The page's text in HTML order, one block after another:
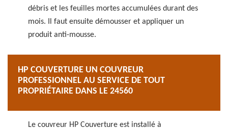
débris et les feuilles mortes accumulées durant des
mois. Il faut ensuite démousser et appliquer un
produit anti-mousse.
HP COUVERTURE UN COUVREUR
PROFESSIONNEL AU SERVICE DE TOUT
PROPRIÉTAIRE DANS LE 24560
Le couvreur HP Couverture est installé à